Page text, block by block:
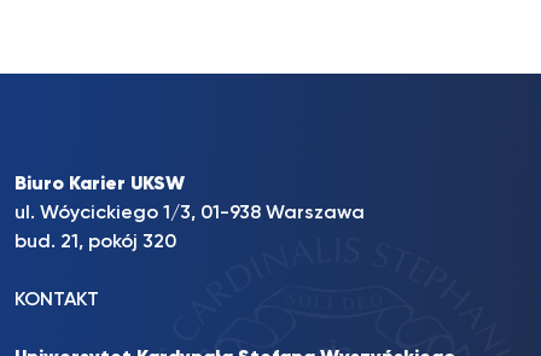
Biuro Karier UKSW
ul. Wóycickiego 1/3, 01-938 Warszawa
bud. 21, pokój 320
KONTAKT